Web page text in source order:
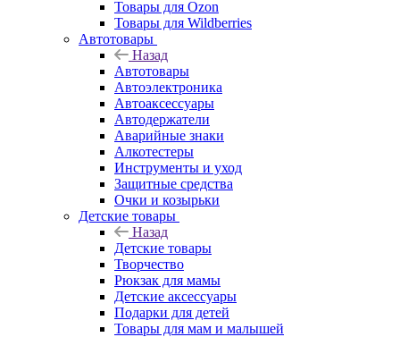
Товары для Ozon
Товары для Wildberries
Автотовары
Назад
Автотовары
Автоэлектроника
Автоаксессуары
Автодержатели
Аварийные знаки
Алкотестеры
Инструменты и уход
Защитные средства
Очки и козырьки
Детские товары
Назад
Детские товары
Творчество
Рюкзак для мамы
Детские аксессуары
Подарки для детей
Товары для мам и малышей